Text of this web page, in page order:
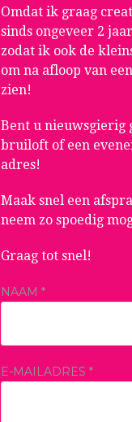
Omdat ik graag
sinds ongeveer 2
zodat ik ook de
om na afloop van
zien!
Bent u nieuwsgierig
bruiloft of een
adres!
Maak snel een
neem zo spoedig
Graag tot snel!
NAAM *
E-MAILADRES *